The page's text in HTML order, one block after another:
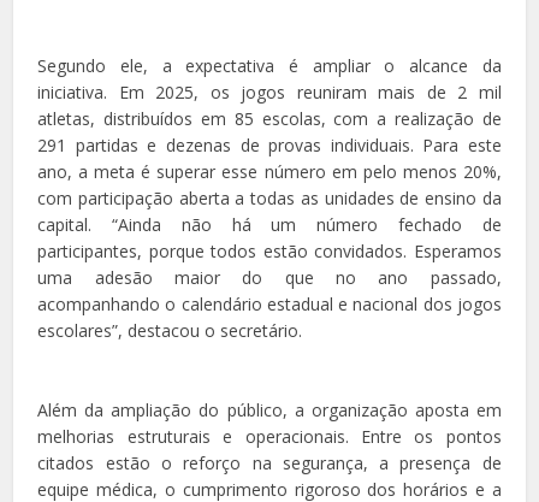
Segundo ele, a expectativa é ampliar o alcance da
iniciativa. Em 2025, os jogos reuniram mais de 2 mil
atletas, distribuídos em 85 escolas, com a realização de
291 partidas e dezenas de provas individuais. Para este
ano, a meta é superar esse número em pelo menos 20%,
com participação aberta a todas as unidades de ensino da
capital. “Ainda não há um número fechado de
participantes, porque todos estão convidados. Esperamos
uma adesão maior do que no ano passado,
acompanhando o calendário estadual e nacional dos jogos
escolares”, destacou o secretário.
Além da ampliação do público, a organização aposta em
melhorias estruturais e operacionais. Entre os pontos
citados estão o reforço na segurança, a presença de
equipe médica, o cumprimento rigoroso dos horários e a